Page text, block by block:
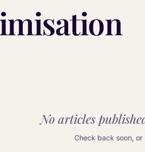
No articles
Check back soon,